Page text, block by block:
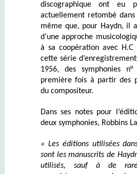
discographique ont eu
actuellement retombé
même que, pour Haydn, il
d’une approche
à sa coopération avec H.C
cette série
1956, des symphonies
première fois à partir des
du compositeur.
Dans ses notes pour
deux symphonies, Robbins
« Les éditions utilisées
sont les manuscrits de
utilisés, sauf à de